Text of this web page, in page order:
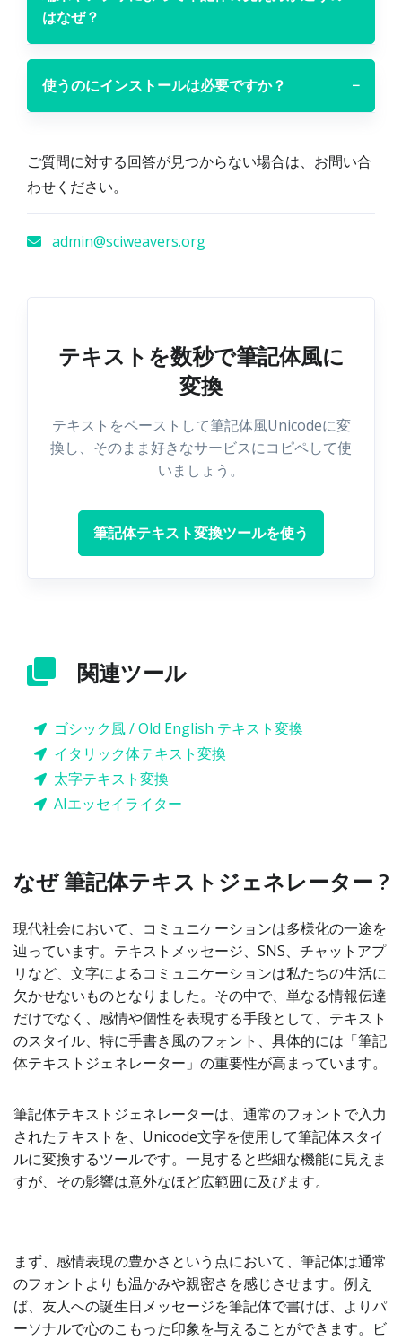
はなぜ？
使うのにインストールは必要ですか？ −
ご質問に対する回答が見つからない場合は、お問い合
わせください。
admin@sciweavers.org
テキストを数秒で筆記体風に
変換
テキストをペーストして筆記体風Unicodeに変
換し、そのまま好きなサービスにコピペして使
いましょう。
筆記体テキスト変換ツールを使う
関連ツール
ゴシック風 / Old English テキスト変換
イタリック体テキスト変換
太字テキスト変換
AIエッセイライター
なぜ 筆記体テキストジェネレーター ?
現代社会において、コミュニケーションは多様化の一途を
辿っています。テキストメッセージ、SNS、チャットアプ
リなど、文字によるコミュニケーションは私たちの生活に
欠かせないものとなりました。その中で、単なる情報伝達
だけでなく、感情や個性を表現する手段として、テキスト
のスタイル、特に手書き風のフォント、具体的には「筆記
体テキストジェネレーター」の重要性が高まっています。
筆記体テキストジェネレーターは、通常のフォントで入力
されたテキストを、Unicode文字を使用して筆記体スタイ
ルに変換するツールです。一見すると些細な機能に見えま
すが、その影響は意外なほど広範囲に及びます。
まず、感情表現の豊かさという点において、筆記体は通常
のフォントよりも温かみや親密さを感じさせます。例え
ば、友人への誕生日メッセージを筆記体で書けば、よりパ
ーソナルで心のこもった印象を与えることができます。ビ